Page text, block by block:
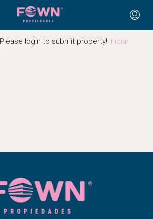
Please login to submit property! Iniciar